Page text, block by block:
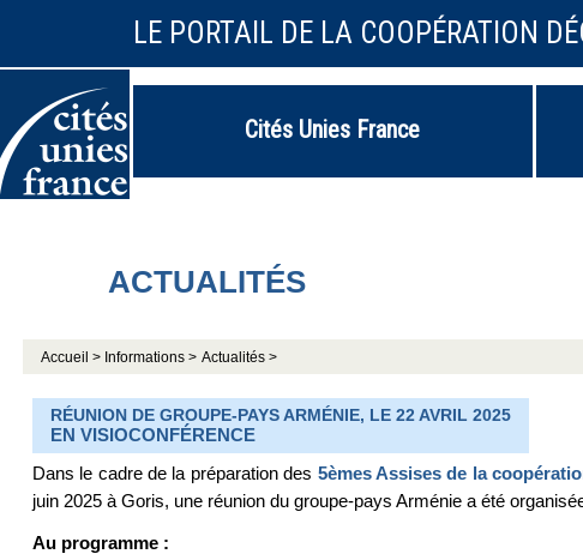
LE PORTAIL DE LA COOPÉRATION
Cités Unies France
ACTUALITÉS
Accueil > Informations > Actualités >
RÉUNION DE GROUPE-PAYS ARMÉNIE, LE 22 AVRIL 2025
EN VISIOCONFÉRENCE
Dans le cadre de la préparation des 5èmes Assises de la
juin 2025 à Goris, une réunion du groupe-pays Arménie a été
Au programme :